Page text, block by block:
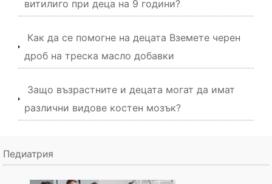
витилиго при деца на 9 години?
Как да се помогне на децата Вземете черен
дроб на треска масло добавки
Защо възрастните и децата могат да имат
различни видове костен мозък?
Педиатрия